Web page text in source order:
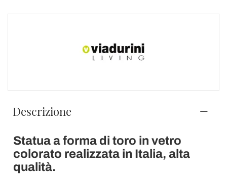
Descrizione
Statua a forma di toro in vetro
colorato realizzata in Italia, alta
qualità.